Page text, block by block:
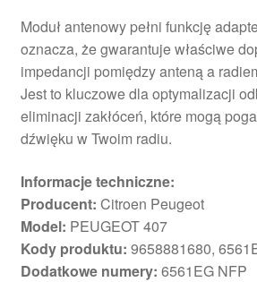
Moduł antenowy pełni funkcję
oznacza, że gwarantuje właściwe
impedancji pomiędzy anteną a
Jest to kluczowe dla optymalizacji
eliminacji zakłóceń, które mogą
dźwięku w Twoim radiu.
Informacje techniczne:
Producent: Citroen Peugeot
Model: PEUGEOT 407
Kody produktu: 9658881680,
Dodatkowe numery: 6561EG NFP